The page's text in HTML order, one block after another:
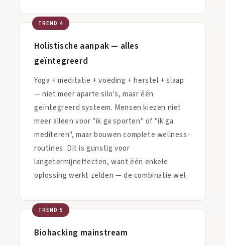
TREND 4
Holistische aanpak — alles
geïntegreerd
Yoga + meditatie + voeding + herstel + slaap
— niet meer aparte silo's, maar één
geïntegreerd systeem. Mensen kiezen niet
meer alleen voor "ik ga sporten" of "ik ga
mediteren", maar bouwen complete wellness-
routines. Dit is gunstig voor
langetermijneffecten, want één enkele
oplossing werkt zelden — de combinatie wel.
TREND 5
Biohacking mainstream